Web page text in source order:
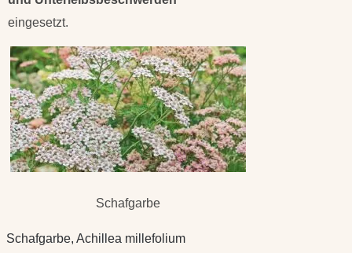
eingesetzt.
Schafgarbe
Schafgarbe, Achillea millefolium